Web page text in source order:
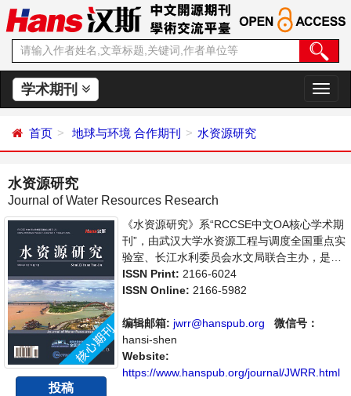
学术期刊
切
换
首页 地球与环境 合作期刊 水资源研究
水资源研究
Journal of Water Resources Research
投稿
《水资源研究》系“RCCSE中文OA核心学术期
刊”，由武汉大学水资源工程与调度全国重点实
验室、长江水利委员会水文局联合主办，是开
放获取期刊，以传播和展示世界水文水资源研
究领域最新成果、推进中国水文水资源研究走
发利用，水环境保护的理论方法、技术经验和
应用成果以及水文水资源研究新的发展方向和
具有前瞻性的水战略性问题，为广大水文水资
源研究者及相关技术人员提供一个免...
ISSN Print: 2166-6024
ISSN Online: 2166-5982
编辑邮箱: jwrr@hanspub.org
微信号：
hansi-shen
Website:
https://www.hanspub.org/journal/JWRR.html